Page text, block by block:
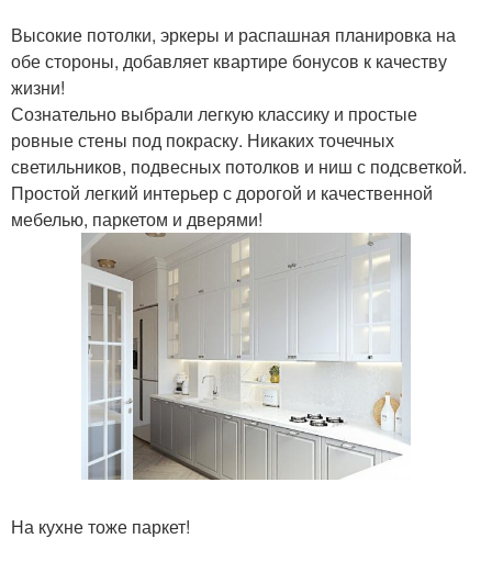
Высокие потолки, эркеры и распашная планировка на
обе стороны, добавляет квартире бонусов к качеству
жизни!
Сознательно выбрали легкую классику и простые
ровные стены под покраску. Никаких точечных
светильников, подвесных потолков и ниш с подсветкой.
Простой легкий интерьер с дорогой и качественной
мебелью, паркетом и дверями!
На кухне тоже паркет!